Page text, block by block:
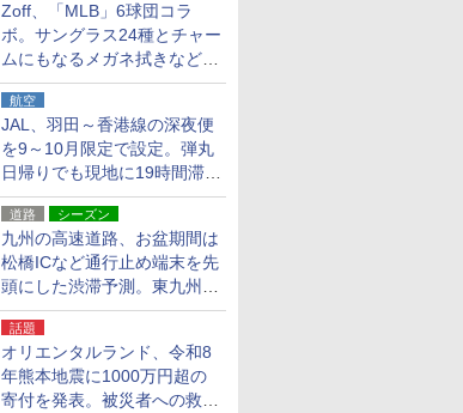
Zoff、「MLB」6球団コラ
ボ。サングラス24種とチャー
ムにもなるメガネ拭きなど雑
貨24種
航空
JAL、羽田～香港線の深夜便
を9～10月限定で設定。弾丸
日帰りでも現地に19時間滞在
できる
道路 シーズン
九州の高速道路、お盆期間は
松橋ICなど通行止め端末を先
頭にした渋滞予測。東九州道
への迂回は料金調整を実施
話題
オリエンタルランド、令和8
年熊本地震に1000万円超の
寄付を発表。被災者への救援